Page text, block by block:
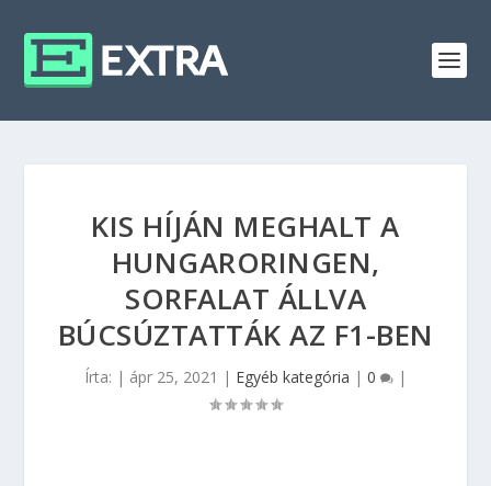
KIS HÍJÁN MEGHALT A
HUNGARORINGEN,
SORFALAT ÁLLVA
BÚCSÚZTATTÁK AZ F1-BEN
Írta: | ápr 25, 2021 | Egyéb kategória | 0 |